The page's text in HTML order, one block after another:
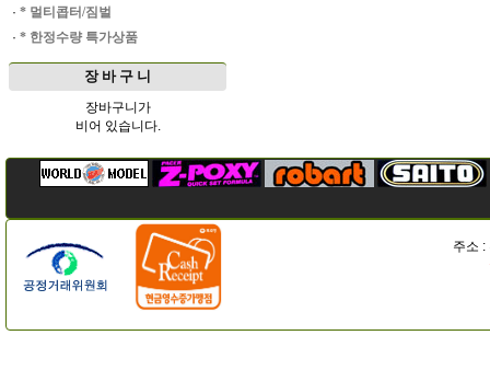
· * 멀티콥터/짐벌
· * 한정수량 특가상품
장 바 구 니
장바구니가
비어 있습니다.
주소